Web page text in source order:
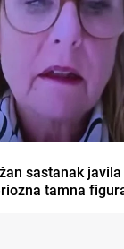
sastanak
tamna